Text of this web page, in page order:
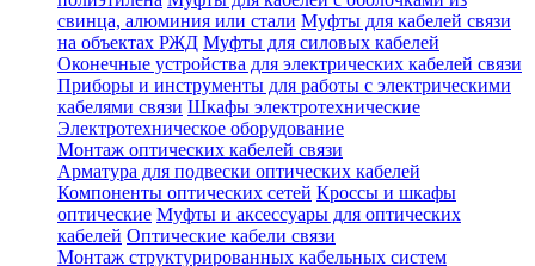
свинца, алюминия или стали Муфты для кабелей связи
на объектах РЖД Муфты для силовых кабелей
Оконечные устройства для электрических кабелей связи
Приборы и инструменты для работы с электрическими
кабелями связи Шкафы электротехнические
Электротехническое оборудование
Монтаж оптических кабелей связи
Арматура для подвески оптических кабелей
Компоненты оптических сетей Кроссы и шкафы
оптические Муфты и аксессуары для оптических
кабелей Оптические кабели связи
Монтаж структурированных кабельных систем